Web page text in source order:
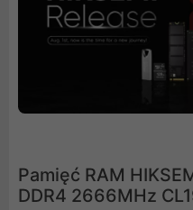
Pamięć RAM
DDR4 2666MHz